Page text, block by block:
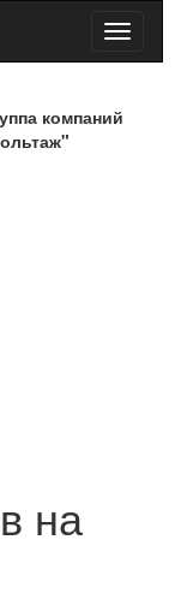
Toggle
компаний
на